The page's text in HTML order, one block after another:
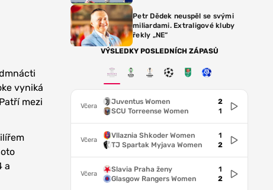
vyniká
mezi
a
Petr Dědek neuspěl se svými
miliardami. Extraligové kluby
řekly „NE“
VÝSLEDKY POSLEDNÍCH ZÁPASŮ
Včera
Juventus Women
SCU Torreense Women
2
1
Včera
Vllaznia Shkoder Women
TJ Spartak Myjava Women
1
2
Včera
Slavia Praha ženy
Glasgow Rangers Women
1
2